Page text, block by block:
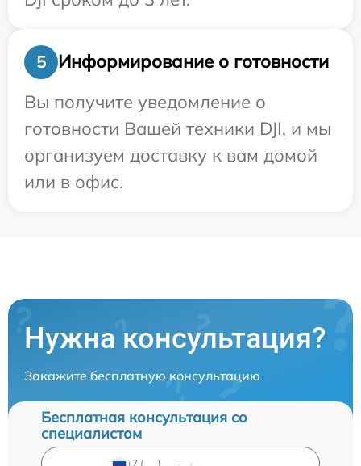
5
Информирование о готовности
Вы получите уведомление о
готовности Вашей техники DJI, и мы
организуем доставку к вам домой
или в офис.
Нужна консультация?
Закажите бесплатную консультацию
Бесплатная консультация со
специалистом